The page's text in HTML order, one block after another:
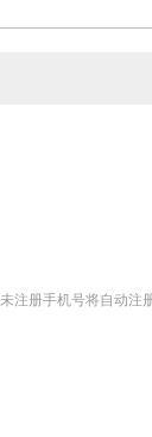
未注册手机号将自动注